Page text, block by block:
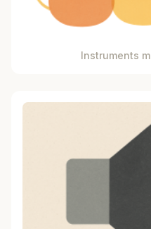
Instruments